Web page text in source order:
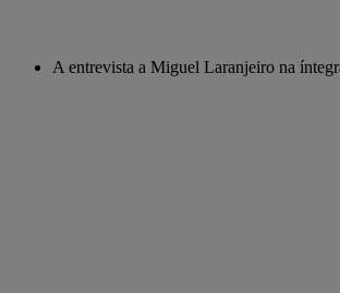
A entrevista a Miguel Laranjeiro na